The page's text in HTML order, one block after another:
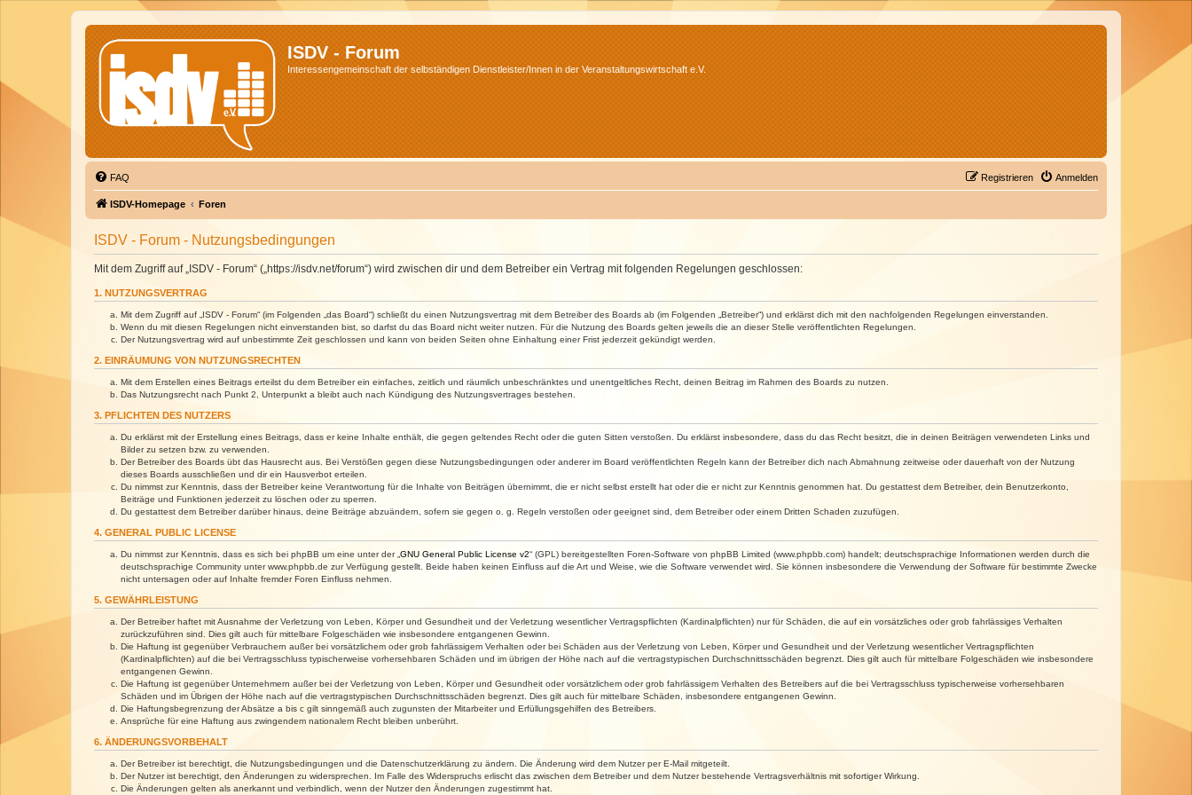
ISDV - Forum
Interessengemeinschaft der selbständigen Dienstleister/Innen in der Veranstaltungswirtschaft e.V.
FAQ Anmelden
Registrieren
ISDV-Homepage Foren
ISDV - Forum - Nutzungsbedingungen
Mit dem Zugriff auf „ISDV - Forum“ („https://isdv.net/forum“) wird zwischen dir und dem Betreiber ein Vertrag mit folgenden Regelungen geschlossen:
1. NUTZUNGSVERTRAG
Mit dem Zugriff auf „ISDV - Forum“ (im Folgenden „das Board“) schließt du einen Nutzungsvertrag mit dem Betreiber des Boards ab (im Folgenden „Betreiber“) und erklärst dich mit den nachfolgenden Regelungen einverstanden.
Wenn du mit diesen Regelungen nicht einverstanden bist, so darfst du das Board nicht weiter nutzen. Für die Nutzung des Boards gelten jeweils die an dieser Stelle veröffentlichten Regelungen.
Der Nutzungsvertrag wird auf unbestimmte Zeit geschlossen und kann von beiden Seiten ohne Einhaltung einer Frist jederzeit gekündigt werden.
2. EINRÄUMUNG VON NUTZUNGSRECHTEN
Mit dem Erstellen eines Beitrags erteilst du dem Betreiber ein einfaches, zeitlich und räumlich unbeschränktes und unentgeltliches Recht, deinen Beitrag im Rahmen des Boards zu nutzen.
Das Nutzungsrecht nach Punkt 2, Unterpunkt a bleibt auch nach Kündigung des Nutzungsvertrages bestehen.
3. PFLICHTEN DES NUTZERS
Du erklärst mit der Erstellung eines Beitrags, dass er keine Inhalte enthält, die gegen geltendes Recht oder die guten Sitten verstoßen. Du erklärst insbesondere, dass du das Recht besitzt, die in deinen Beiträgen verwendeten Links und
Bilder zu setzen bzw. zu verwenden.
Der Betreiber des Boards übt das Hausrecht aus. Bei Verstößen gegen diese Nutzungsbedingungen oder anderer im Board veröffentlichten Regeln kann der Betreiber dich nach Abmahnung zeitweise oder dauerhaft von der Nutzung
dieses Boards ausschließen und dir ein Hausverbot erteilen.
Du nimmst zur Kenntnis, dass der Betreiber keine Verantwortung für die Inhalte von Beiträgen übernimmt, die er nicht selbst erstellt hat oder die er nicht zur Kenntnis genommen hat. Du gestattest dem Betreiber, dein Benutzerkonto,
Beiträge und Funktionen jederzeit zu löschen oder zu sperren.
Du gestattest dem Betreiber darüber hinaus, deine Beiträge abzuändern, sofern sie gegen o. g. Regeln verstoßen oder geeignet sind, dem Betreiber oder einem Dritten Schaden zuzufügen.
4. GENERAL PUBLIC LICENSE
Du nimmst zur Kenntnis, dass es sich bei phpBB um eine unter der „ GNU General Public License v2“ (GPL) bereitgestellten Foren-Software von phpBB Limited (www.phpbb.com) handelt; deutschsprachige Informationen werden durch die
deutschsprachige Community unter www.phpbb.de zur Verfügung gestellt. Beide haben keinen Einfluss auf die Art und Weise, wie die Software verwendet wird. Sie können insbesondere die Verwendung der Software für bestimmte Zwecke
nicht untersagen oder auf Inhalte fremder Foren Einfluss nehmen.
5. GEWÄHRLEISTUNG
Der Betreiber haftet mit Ausnahme der Verletzung von Leben, Körper und Gesundheit und der Verletzung wesentlicher Vertragspflichten (Kardinalpflichten) nur für Schäden, die auf ein vorsätzliches oder grob fahrlässiges Verhalten
zurückzuführen sind. Dies gilt auch für mittelbare Folgeschäden wie insbesondere entgangenen Gewinn.
Die Haftung ist gegenüber Verbrauchern außer bei vorsätzlichem oder grob fahrlässigem Verhalten oder bei Schäden aus der Verletzung von Leben, Körper und Gesundheit und der Verletzung wesentlicher Vertragspflichten
(Kardinalpflichten) auf die bei Vertragsschluss typischerweise vorhersehbaren Schäden und im übrigen der Höhe nach auf die vertragstypischen Durchschnittsschäden begrenzt. Dies gilt auch für mittelbare Folgeschäden wie insbesondere
entgangenen Gewinn.
Die Haftung ist gegenüber Unternehmern außer bei der Verletzung von Leben, Körper und Gesundheit oder vorsätzlichem oder grob fahrlässigem Verhalten des Betreibers auf die bei Vertragsschluss typischerweise vorhersehbaren
Schäden und im Übrigen der Höhe nach auf die vertragstypischen Durchschnittsschäden begrenzt. Dies gilt auch für mittelbare Schäden, insbesondere entgangenen Gewinn.
Die Haftungsbegrenzung der Absätze a bis c gilt sinngemäß auch zugunsten der Mitarbeiter und Erfüllungsgehilfen des Betreibers.
Ansprüche für eine Haftung aus zwingendem nationalem Recht bleiben unberührt.
6. ÄNDERUNGSVORBEHALT
Der Betreiber ist berechtigt, die Nutzungsbedingungen und die Datenschutzerklärung zu ändern. Die Änderung wird dem Nutzer per E-Mail mitgeteilt.
Der Nutzer ist berechtigt, den Änderungen zu widersprechen. Im Falle des Widerspruchs erlischt das zwischen dem Betreiber und dem Nutzer bestehende Vertragsverhältnis mit sofortiger Wirkung.
Die Änderungen gelten als anerkannt und verbindlich, wenn der Nutzer den Änderungen zugestimmt hat.